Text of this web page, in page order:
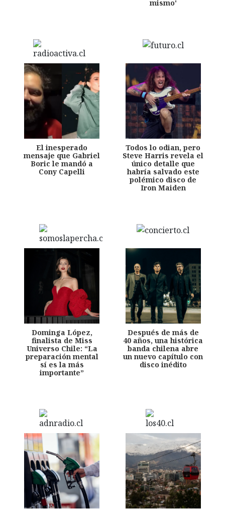
mismo'
El inesperado
mensaje que Gabriel
Boric le mandó a
Cony Capelli
Todos lo odian, pero
Steve Harris revela el
único detalle que
habría salvado este
polémico disco de
Iron Maiden
Dominga López,
finalista de Miss
Universo Chile: “La
preparación mental
sí es la más
importante”
Después de más de
40 años, una histórica
banda chilena abre
un nuevo capítulo con
disco inédito